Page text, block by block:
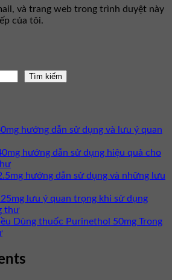
và trang web trong trình duyệt này
của tôi.
Tìm kiếm
hướng dẫn sử dụng và lưu ý quan
hướng dẫn sử dụng hiệu quả cho
hướng dẫn sử dụng và những lưu
lưu ý quan trọng khi sử dụng
thư
Dùng thuốc Purinethol 50mg Trong